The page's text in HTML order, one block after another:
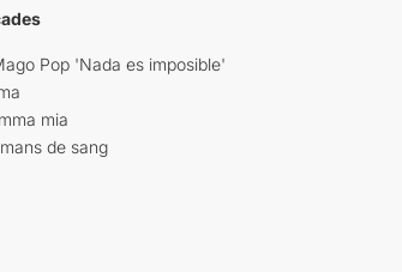
Pop 'Nada es imposible'
mia
de sang